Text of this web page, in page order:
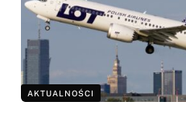
AKTUALNOŚCI